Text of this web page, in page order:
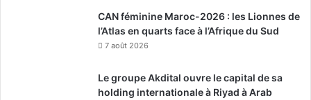
CAN féminine Maroc-2026 : les Lionnes de
l’Atlas en quarts face à l’Afrique du Sud
7 août 2026
Le groupe Akdital ouvre le capital de sa
holding internationale à Riyad à Arab